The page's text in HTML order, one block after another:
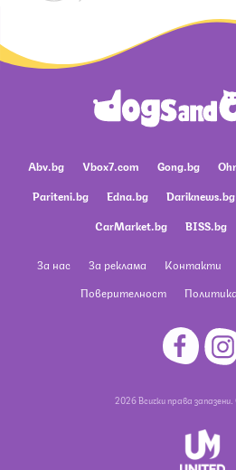
Abv.bg Vbox7.com Gong.bg
Pariteni.bg
Edna.bg Dariknews.bg
CarMarket.bg
BISS.bg
За нас За реклама Контакти
Поверителност
2026 Всички права запазени.